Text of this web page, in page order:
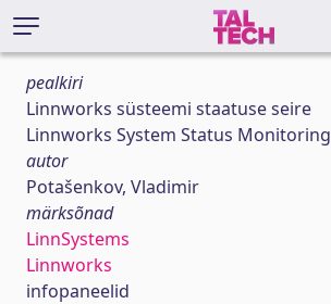
pealkiri
Linnworks süsteemi staatuse seire
Linnworks System Status Monitoring
autor
Potašenkov, Vladimir
märksõnad
LinnSystems
Linnworks
infopaneelid